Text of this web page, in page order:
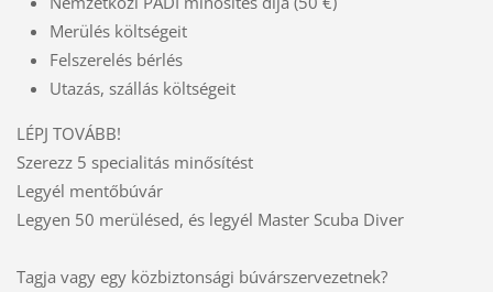
Merülés költségeit
Felszerelés bérlés
Utazás, szállás költségeit
LÉPJ TOVÁBB!
Szerezz 5 specialitás minősítést
Legyél mentőbúvár
Legyen 50 merülésed, és legyél Master Scuba Diver
Tagja vagy egy közbiztonsági búvárszervezetnek?